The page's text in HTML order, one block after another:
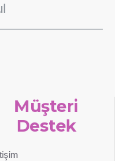
Müşteri
Destek